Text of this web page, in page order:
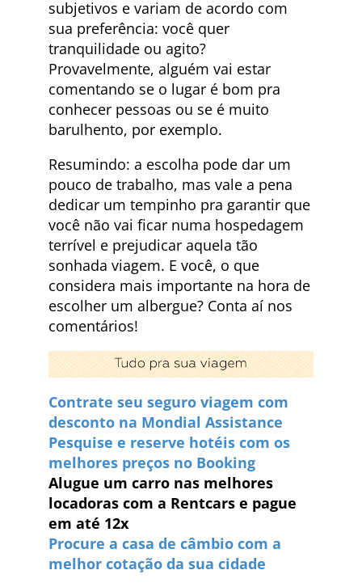
subjetivos e variam de acordo com
sua preferência: você quer
tranquilidade ou agito?
Provavelmente, alguém vai estar
comentando se o lugar é bom pra
conhecer pessoas ou se é muito
barulhento, por exemplo.
Resumindo: a escolha pode dar um
pouco de trabalho, mas vale a pena
dedicar um tempinho pra garantir que
você não vai ficar numa hospedagem
terrível e prejudicar aquela tão
sonhada viagem. E você, o que
considera mais importante na hora de
escolher um albergue? Conta aí nos
comentários!
Contrate seu seguro viagem com
desconto na Mondial Assistance
Pesquise e reserve hotéis com os
melhores preços no Booking
Alugue um carro nas melhores
locadoras com a Rentcars e pague
em até 12x
Procure a casa de câmbio com a
melhor cotação da sua cidade